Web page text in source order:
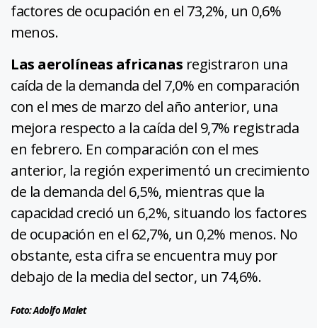
factores de ocupación en el 73,2%, un 0,6%
menos.
Las aerolíneas africanas registraron una
caída de la demanda del 7,0% en comparación
con el mes de marzo del año anterior, una
mejora respecto a la caída del 9,7% registrada
en febrero. En comparación con el mes
anterior, la región experimentó un crecimiento
de la demanda del 6,5%, mientras que la
capacidad creció un 6,2%, situando los factores
de ocupación en el 62,7%, un 0,2% menos. No
obstante, esta cifra se encuentra muy por
debajo de la media del sector, un 74,6%.
Foto: Adolfo Malet